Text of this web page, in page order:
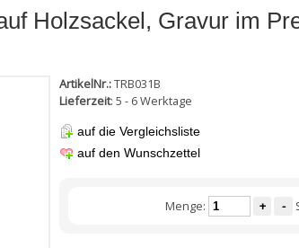
Holzsackel, Gravur im
ArtikelNr.:TRB031B
Lieferzeit: 5 - 6 Werktage
auf die Vergleichsliste
auf den Wunschzettel
Menge: + -